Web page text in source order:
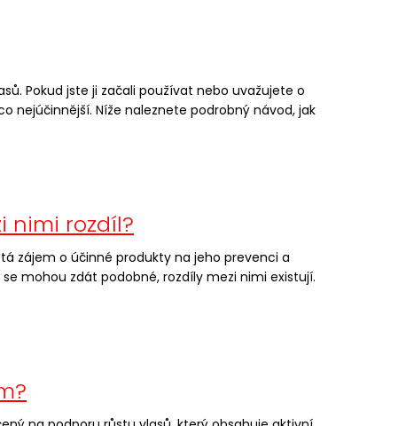
Pokud jste ji začali používat nebo uvažujete o
nejúčinnější. Níže naleznete podrobný návod, jak
nimi rozdíl?
zájem o účinné produkty na jeho prevenci a
mohou zdát podobné, rozdíly mezi nimi existují.